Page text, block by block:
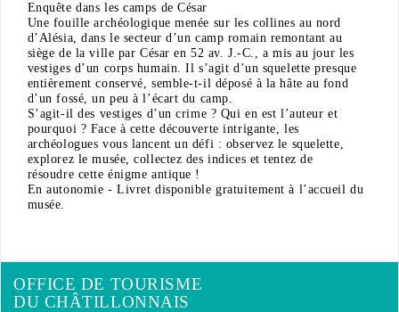
Enquête dans les camps de César
Une fouille archéologique menée sur les collines au nord
d’Alésia, dans le secteur d’un camp romain remontant au
siège de la ville par César en 52 av. J.-C., a mis au jour les
vestiges d’un corps humain. Il s’agit d’un squelette presque
entièrement conservé, semble-t-il déposé à la hâte au fond
d’un fossé, un peu à l’écart du camp.
S’agit-il des vestiges d’un crime ? Qui en est l’auteur et
pourquoi ? Face à cette découverte intrigante, les
archéologues vous lancent un défi : observez le squelette,
explorez le musée, collectez des indices et tentez de
résoudre cette énigme antique !
En autonomie - Livret disponible gratuitement à l’accueil du
musée.
OFFICE DE TOURISME
DU CHÂTILLONNAIS